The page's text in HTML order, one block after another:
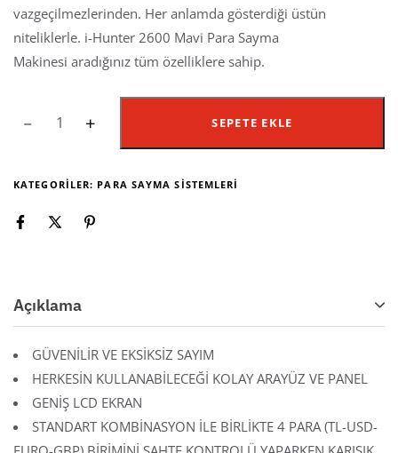
vazgeçilmezlerinden. Her anlamda gösterdiği üstün
niteliklerle. i-Hunter 2600 Mavi Para Sayma
Makinesi aradığınız tüm özelliklere sahip.
SEPETE EKLE
KATEGORILER: PARA SAYMA SISTEMLERI
Açıklama
GÜVENİLİR VE EKSİKSİZ SAYIM
HERKESİN KULLANABİLECEĞİ KOLAY ARAYÜZ VE PANEL
GENİŞ LCD EKRAN
STANDART KOMBİNASYON İLE BİRLİKTE 4 PARA (TL-USD-